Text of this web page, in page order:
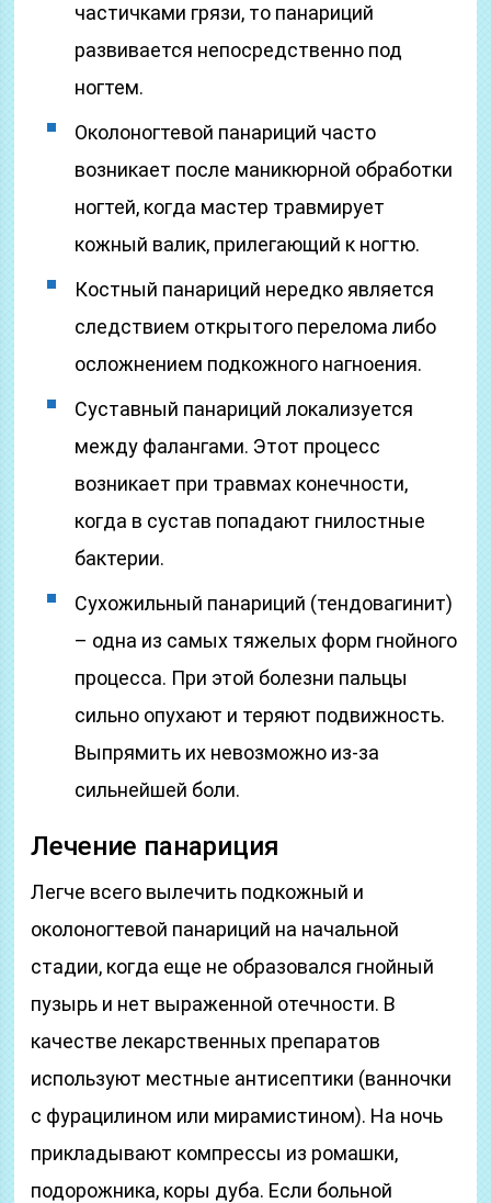
частичками грязи, то панариций
развивается непосредственно под
ногтем.
Околоногтевой панариций часто
возникает после маникюрной обработки
ногтей, когда мастер травмирует
кожный валик, прилегающий к ногтю.
Костный панариций нередко является
следствием открытого перелома либо
осложнением подкожного нагноения.
Суставный панариций локализуется
между фалангами. Этот процесс
возникает при травмах конечности,
когда в сустав попадают гнилостные
бактерии.
Сухожильный панариций (тендовагинит)
– одна из самых тяжелых форм гнойного
процесса. При этой болезни пальцы
сильно опухают и теряют подвижность.
Выпрямить их невозможно из-за
сильнейшей боли.
Лечение панариция
Легче всего вылечить подкожный и
околоногтевой панариций на начальной
стадии, когда еще не образовался гнойный
пузырь и нет выраженной отечности. В
качестве лекарственных препаратов
используют местные антисептики (ванночки
с фурацилином или мирамистином). На ночь
прикладывают компрессы из ромашки,
подорожника, коры дуба. Если больной